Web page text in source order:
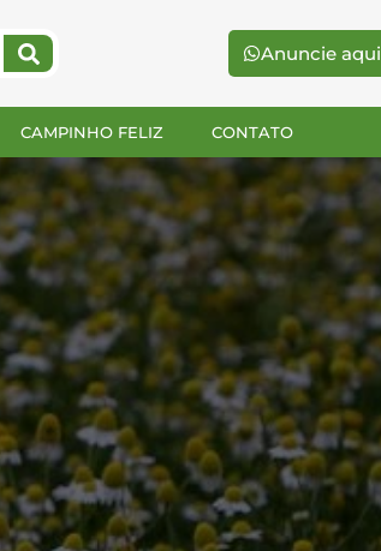
Anuncie aqui
CAMPINHO FELIZ CONTATO